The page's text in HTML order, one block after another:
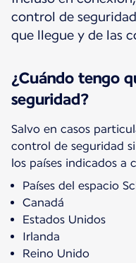
control de
que llegue y de las
¿Cuándo tengo
seguridad?
Salvo en casos
control de seguridad
los países indicados a
Países del espacio
Canadá
Estados Unidos
Irlanda
Reino Unido